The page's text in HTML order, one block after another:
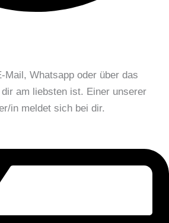
Mail, Whatsapp oder über das
am liebsten ist. Einer unserer
in meldet sich bei dir.